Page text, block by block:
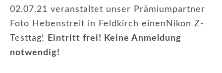
02.07.21 veranstaltet unser Prämiumpartner
Foto Hebenstreit in Feldkirch einenNikon Z-
Testtag!
Eintritt frei! Keine Anmeldung
notwendig!